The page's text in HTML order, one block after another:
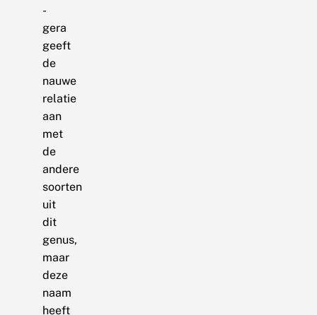
-
gera
geeft
de
nauwe
relatie
aan
met
de
andere
soorten
uit
dit
genus,
maar
deze
naam
heeft